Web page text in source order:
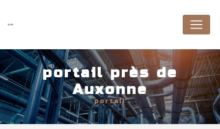
portail près de
Auxonne
portail